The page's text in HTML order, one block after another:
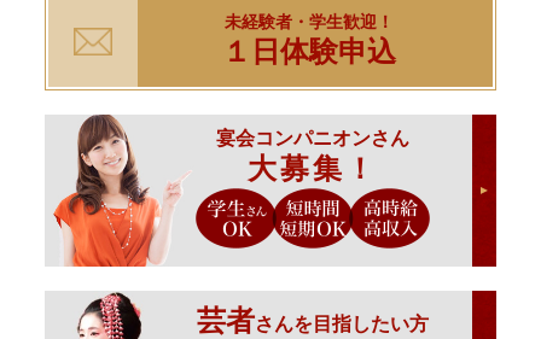
未経験者・学生歓迎！
１日体験申込
宴会コンパニオンさん
大募集！
芸者さんを目指したい方